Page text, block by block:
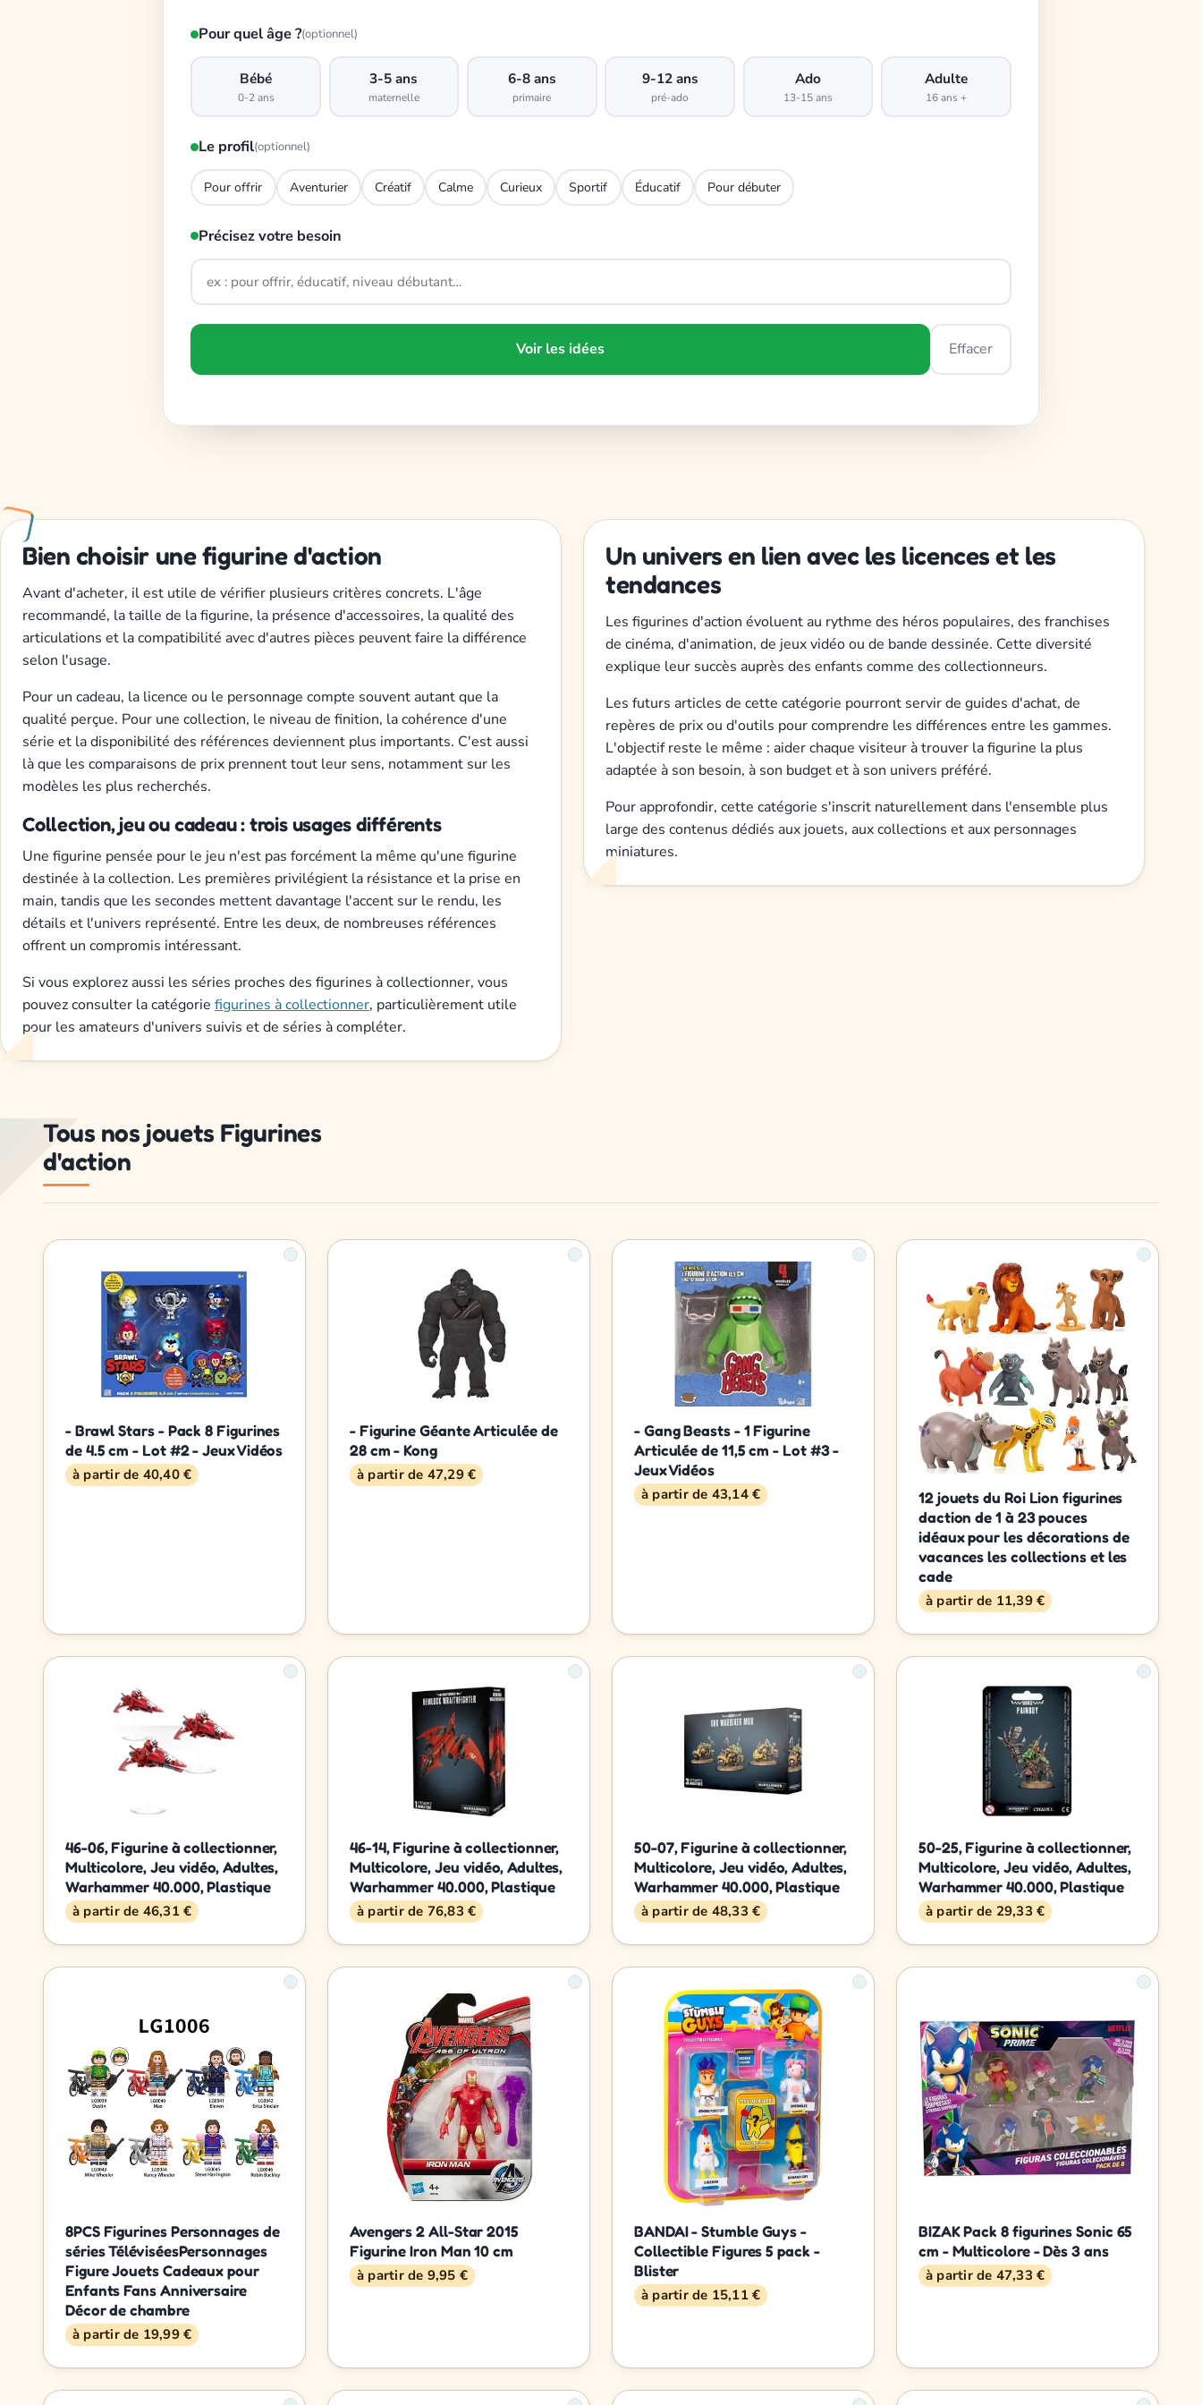
Pour quel âge ?(optionnel)
Bébé
0-2 ans
3-5 ans
maternelle
6-8 ans
primaire
9-12 ans
pré-ado
Ado
13-15 ans
Adulte
16 ans +
Le profil(optionnel)
Pour offrir Aventurier Créatif Calme Curieux Sportif Éducatif Pour débuter
Précisez votre besoin
Voir les idées Effacer
Bien choisir une figurine d'action
Avant d'acheter, il est utile de vérifier plusieurs critères concrets. L'âge
recommandé, la taille de la figurine, la présence d'accessoires, la qualité des
articulations et la compatibilité avec d'autres pièces peuvent faire la différence
selon l'usage.
Pour un cadeau, la licence ou le personnage compte souvent autant que la
qualité perçue. Pour une collection, le niveau de finition, la cohérence d'une
série et la disponibilité des références deviennent plus importants. C'est aussi
là que les comparaisons de prix prennent tout leur sens, notamment sur les
modèles les plus recherchés.
Collection, jeu ou cadeau : trois usages différents
Une figurine pensée pour le jeu n'est pas forcément la même qu'une figurine
destinée à la collection. Les premières privilégient la résistance et la prise en
main, tandis que les secondes mettent davantage l'accent sur le rendu, les
détails et l'univers représenté. Entre les deux, de nombreuses références
offrent un compromis intéressant.
Si vous explorez aussi les séries proches des figurines à collectionner, vous
pouvez consulter la catégorie figurines à collectionner, particulièrement utile
pour les amateurs d'univers suivis et de séries à compléter.
Un univers en lien avec les licences et les
tendances
Les figurines d'action évoluent au rythme des héros populaires, des franchises
de cinéma, d'animation, de jeux vidéo ou de bande dessinée. Cette diversité
explique leur succès auprès des enfants comme des collectionneurs.
Les futurs articles de cette catégorie pourront servir de guides d'achat, de
repères de prix ou d'outils pour comprendre les différences entre les gammes.
L'objectif reste le même : aider chaque visiteur à trouver la figurine la plus
adaptée à son besoin, à son budget et à son univers préféré.
Pour approfondir, cette catégorie s'inscrit naturellement dans l'ensemble plus
large des contenus dédiés aux jouets, aux collections et aux personnages
miniatures.
Tous nos jouets Figurines
d'action
- Brawl Stars - Pack 8 Figurines
de 4.5 cm - Lot #2 - Jeux Vidéos
à partir de 40,40 €
- Figurine Géante Articulée de
28 cm - Kong
à partir de 47,29 €
- Gang Beasts - 1 Figurine
Articulée de 11,5 cm - Lot #3 -
Jeux Vidéos
à partir de 43,14 €
12 jouets du Roi Lion figurines
daction de 1 à 23 pouces
idéaux pour les décorations de
vacances les collections et les
cade
à partir de 11,39 €
46-06, Figurine à collectionner,
Multicolore, Jeu vidéo, Adultes,
Warhammer 40.000, Plastique
à partir de 46,31 €
46-14, Figurine à collectionner,
Multicolore, Jeu vidéo, Adultes,
Warhammer 40.000, Plastique
à partir de 76,83 €
50-07, Figurine à collectionner,
Multicolore, Jeu vidéo, Adultes,
Warhammer 40.000, Plastique
à partir de 48,33 €
50-25, Figurine à collectionner,
Multicolore, Jeu vidéo, Adultes,
Warhammer 40.000, Plastique
à partir de 29,33 €
8PCS Figurines Personnages de
séries TéléviséesPersonnages
Figure Jouets Cadeaux pour
Enfants Fans Anniversaire
Décor de chambre
à partir de 19,99 €
Avengers 2 All-Star 2015
Figurine Iron Man 10 cm
à partir de 9,95 €
BANDAI - Stumble Guys -
Collectible Figures 5 pack -
Blister
à partir de 15,11 €
BIZAK Pack 8 figurines Sonic 65
cm - Multicolore - Dès 3 ans
à partir de 47,33 €